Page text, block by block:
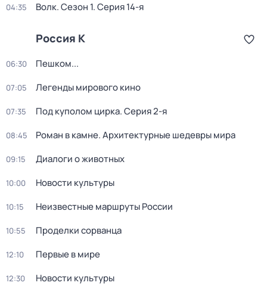
04:35 Волк. Сезон 1. Серия 14-я
Россия К
06:30 Пешком...
07:05 Легенды мирового кино
07:35 Под куполом цирка. Серия 2-я
08:45 Роман в камне. Архитектурные шедевры мира
09:15 Диалоги о животных
10:00 Новости культуры
10:15 Неизвестные маршруты России
10:55 Проделки сорванца
12:10 Первые в мире
12:30 Новости культуры